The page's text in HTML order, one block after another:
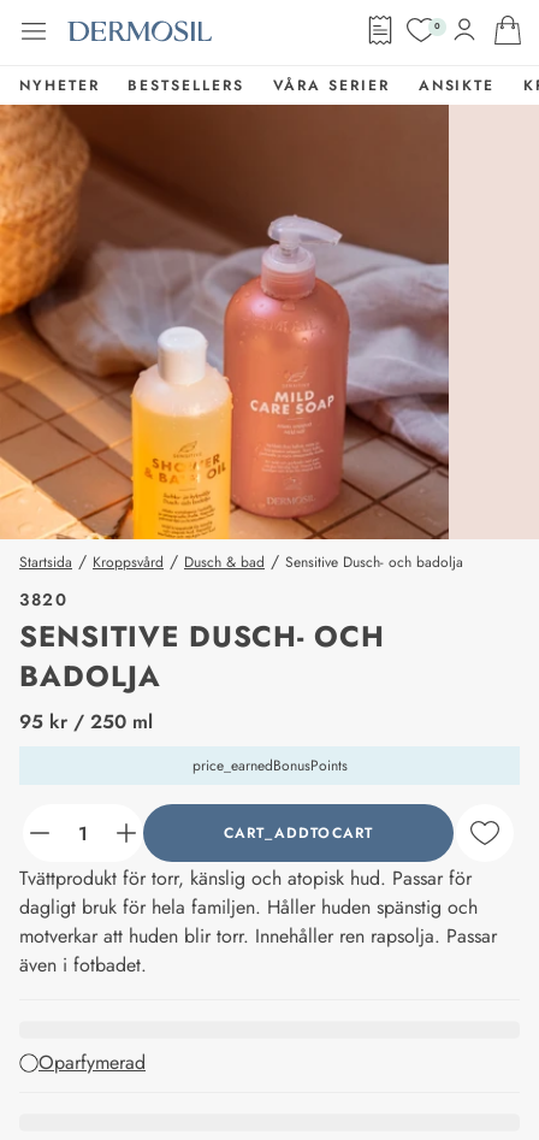
0
NYHETER BESTSELLERS VÅRA SERIER ANSIKTE
Startsida / Kroppsvård / Dusch & bad / Sensitive Dusch- och badolja
3820
SENSITIVE DUSCH- OCH
BADOLJA
price_label
95 kr / 250 ml
price_earnedBonusPoints
counter_current CART_ADDTOCART
Tvättprodukt för torr, känslig och atopisk hud. Passar för
dagligt bruk för hela familjen. Håller huden spänstig och
motverkar att huden blir torr. Innehåller ren rapsolja. Passar
även i fotbadet.
Oparfymerad